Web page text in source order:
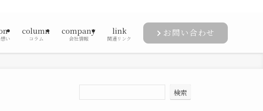
い
column
コラム
company
会社情報
link
関連リンク お問い合わせ
検索